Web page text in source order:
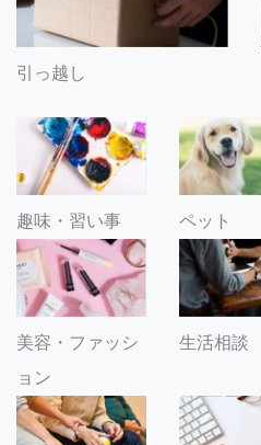
引っ越し
趣味・習い事 ペット
美容・ファッシ
ョン
生活相談